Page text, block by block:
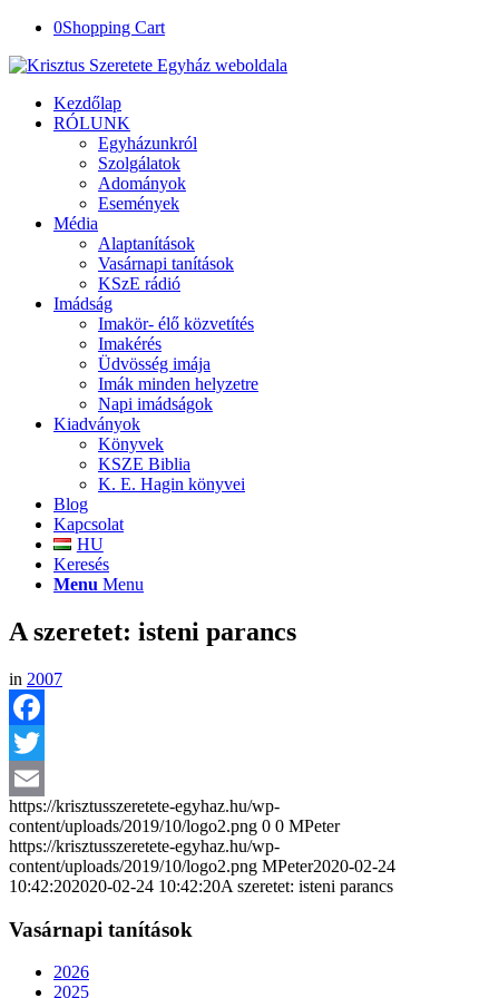
0Shopping Cart
Kezdőlap
RÓLUNK
Egyházunkról
Szolgálatok
Adományok
Események
Média
Alaptanítások
Vasárnapi tanítások
KSzE rádió
Imádság
Imakör- élő közvetítés
Imakérés
Üdvösség imája
Imák minden helyzetre
Napi imádságok
Kiadványok
Könyvek
KSZE Biblia
K. E. Hagin könyvei
Blog
Kapcsolat
HU
Keresés
Menu Menu
A szeretet: isteni parancs
in 2007
Facebook
Twitter
Email
https://krisztusszeretete-egyhaz.hu/wp-
content/uploads/2019/10/logo2.png 0 0 MPeter
https://krisztusszeretete-egyhaz.hu/wp-
content/uploads/2019/10/logo2.png MPeter2020-02-24
10:42:202020-02-24 10:42:20A szeretet: isteni parancs
Vasárnapi tanítások
2026
2025